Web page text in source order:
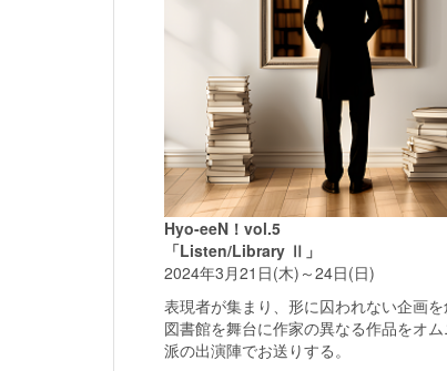
Hyo-eeN！vol.5
「Listen/Library Ⅱ」
2024年3月21日(木)～24日(日)
表現者が集まり、形に囚われない企画
図書館を舞台に作家の異なる作品をオ
派の出演陣でお送りする。